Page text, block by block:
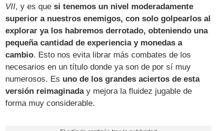
VII, y es quesi tenemos un nivel moderadamente
superior a nuestros enemigos, con solo golpearlos al
explorar ya los habremos derrotado, obteniendo una
pequeña cantidad de experiencia y monedas a
cambio. Esto nos evita librar más combates de los
necesarios en un título donde ya son de por sí muy
numerosos. Es uno de los grandes aciertos de esta
versión reimaginaday mejora la fluidez jugable de
forma muy considerable.